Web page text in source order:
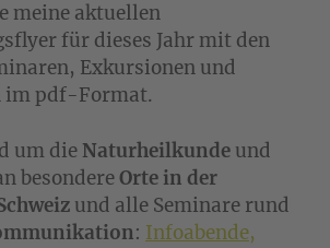
meine aktuellen
für dieses Jahr mit den
Exkursionen und
im pdf-Format.
um die Naturheilkunde und
besondereOrte in der
und alle Seminare rund
: Infoabende,